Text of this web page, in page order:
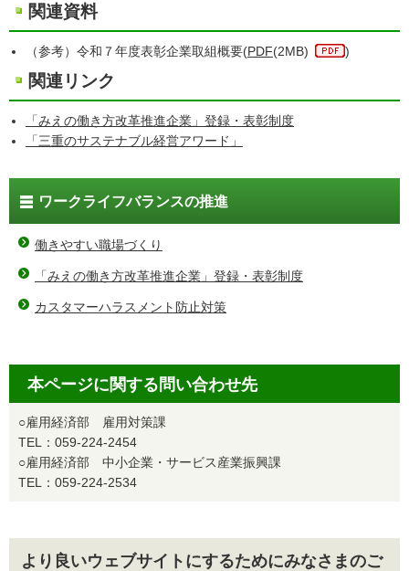
関連資料
（参考）令和７年度表彰企業取組概要(PDF(2MB) )
関連リンク
「みえの働き方改革推進企業」登録・表彰制度
「三重のサステナブル経営アワード」
ワークライフバランスの推進
働きやすい職場づくり
「みえの働き方改革推進企業」登録・表彰制度
カスタマーハラスメント防止対策
本ページに関する問い合わせ先
○雇用経済部 雇用対策課
TEL：059-224-2454
○雇用経済部 中小企業・サービス産業振興課
TEL：059-224-2534
より良いウェブサイトにするためにみなさまのご